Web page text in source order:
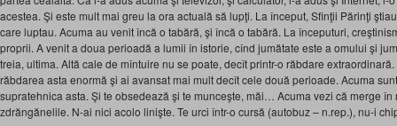
acestea. Şi este mult mai greu la ora actuală să lupţi. La început, Sfinţii Părinţi
care luptau. Acuma au venit încă o tabără, şi încă o tabără. La începuturi,
proprii. A venit a doua perioadă a lumii în istorie, cînd jumătate este a omului şi
treia, ultima. Altă cale de mîntuire nu se poate, decît printr-o răbdare
răbdarea asta enormă şi ai avansat mai mult decît cele două perioade. Acuma
supratehnica asta. Şi te obsedează şi te munceşte, măi… Acuma vezi că merge
zdrăngănelile. N-ai nici acolo linişte. Te urci într-o cursă (autobuz – n.rep.), nu-i